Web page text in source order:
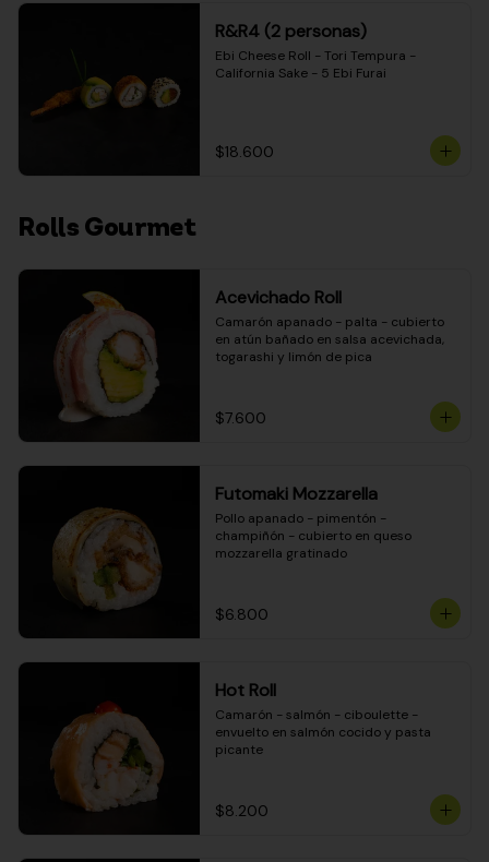
R&R4 (2 personas)
Ebi Cheese Roll - Tori Tempura -
California Sake - 5 Ebi Furai
$18.600
Rolls Gourmet
Acevichado Roll
Camarón apanado - palta - cubierto
en atún bañado en salsa acevichada,
togarashi y limón de pica
$7.600
Futomaki Mozzarella
Pollo apanado - pimentón -
champiñón - cubierto en queso
mozzarella gratinado
$6.800
Hot Roll
Camarón - salmón - ciboulette -
envuelto en salmón cocido y pasta
picante
$8.200